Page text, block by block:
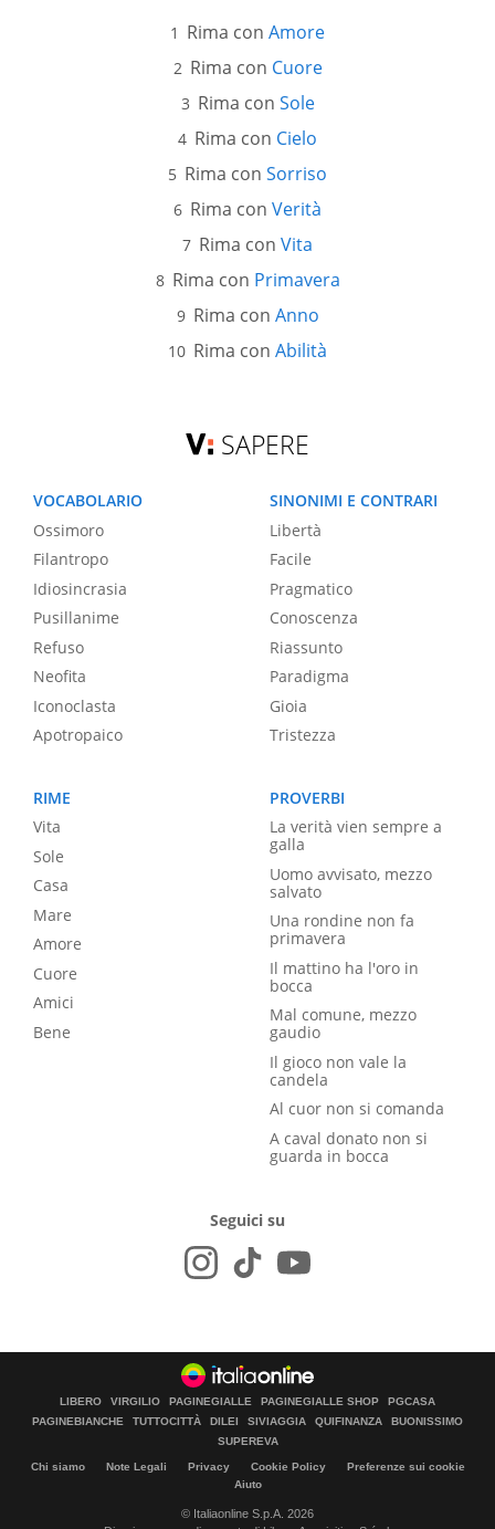
Rima con Amore
Rima con Cuore
Rima con Sole
Rima con Cielo
Rima con Sorriso
Rima con Verità
Rima con Vita
Rima con Primavera
Rima con Anno
Rima con Abilità
SAPERE
VOCABOLARIO
Ossimoro
Filantropo
Idiosincrasia
Pusillanime
Refuso
Neofita
Iconoclasta
Apotropaico
SINONIMI E CONTRARI
Libertà
Facile
Pragmatico
Conoscenza
Riassunto
Paradigma
Gioia
Tristezza
RIME
Vita
Sole
Casa
Mare
Amore
Cuore
Amici
Bene
PROVERBI
La verità vien sempre a
galla
Uomo avvisato, mezzo
salvato
Una rondine non fa
primavera
Il mattino ha l'oro in
bocca
Mal comune, mezzo
gaudio
Il gioco non vale la
candela
Al cuor non si comanda
A caval donato non si
guarda in bocca
Seguici su
LIBERO VIRGILIO PAGINEGIALLE PAGINEGIALLE SHOP
PGCASA
PAGINEBIANCHE
TUTTOCITTÀ DILEI SIVIAGGIA QUIFINANZA
BUONISSIMO
SUPEREVA
Chi siamo Note Legali Privacy Cookie Policy
Preferenze sui cookie
Aiuto
© Italiaonline S.p.A. 2026